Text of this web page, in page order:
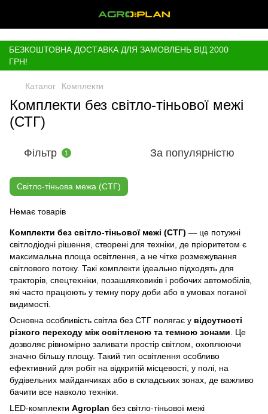
БЕЗКОШТОВНА ДОСТАВКА ДЛЯ ЗАМОВЛЕНЬ ВІД 2000
ГРН!
Каталог Комплекти
Комплекти без світло-тіньової межі
(СТГ)
Фільтр 1 За популярністю
Світло-тіньова межа (СТГ)
Немає товарів
Комплекти без світло-тіньової межі (СТГ) — це потужні
світлодіодні рішення, створені для техніки, де пріоритетом є
максимальна площа освітлення, а не чітке розмежування
світлового потоку. Такі комплекти ідеально підходять для
тракторів, спецтехніки, позашляховиків і робочих автомобілів,
які часто працюють у темну пору доби або в умовах поганої
видимості.
Основна особливість світла без СТГ полягає у відсутності
різкого переходу між освітленою та темною зонами . Це
дозволяє рівномірно заливати простір світлом, охоплюючи
значно більшу площу. Такий тип освітлення особливо
ефективний для робіт на відкритій місцевості, у полі, на
будівельних майданчиках або в складських зонах, де важливо
бачити все навколо техніки.
LED-комплекти Agroplan без світло-тіньової межі